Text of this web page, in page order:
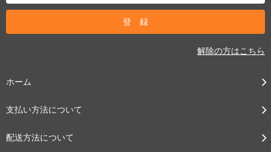
解除の方はこちら
ホーム
支払い方法について
配送方法について